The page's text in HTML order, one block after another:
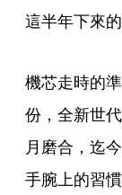
這半年下來的
機芯走時的
份，全新世
月磨合，迄
手腕上的習